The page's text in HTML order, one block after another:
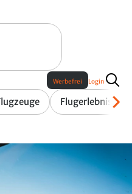
Flugerlebnis
Werbefrei Login